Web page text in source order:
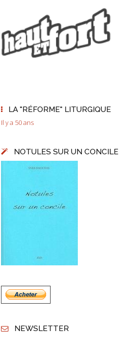
LA "RÉFORME" LITURGIQUE
Il y a 50 ans
NOTULES SUR UN CONCILE
NEWSLETTER